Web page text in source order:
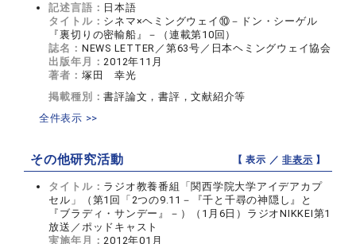
記述言語： 日本語
タイトル： シネマ×ヘミングウェイ⑩－ドン・シーゲル
『裏切りの密輸船』－（連載第10回）
誌名： NEWS LETTER／第63号／日本ヘミングウェイ協会
出版年月： 2012年11月
著者： 塚田 幸光
掲載種別：書評論文，書評，文献紹介等
全件表示 >>
その他研究活動 【 表示 ／非表示 】
タイトル： ラジオ教養番組「関西学院大学アイデアカプ
セル」（第1回「2つの9.11－『千と千尋の神隠し』と
『ブラディ・サンデー』－）（1月6日）ラジオNIKKEI第1
放送／ポッドキャスト
実施年月： 2012年01月